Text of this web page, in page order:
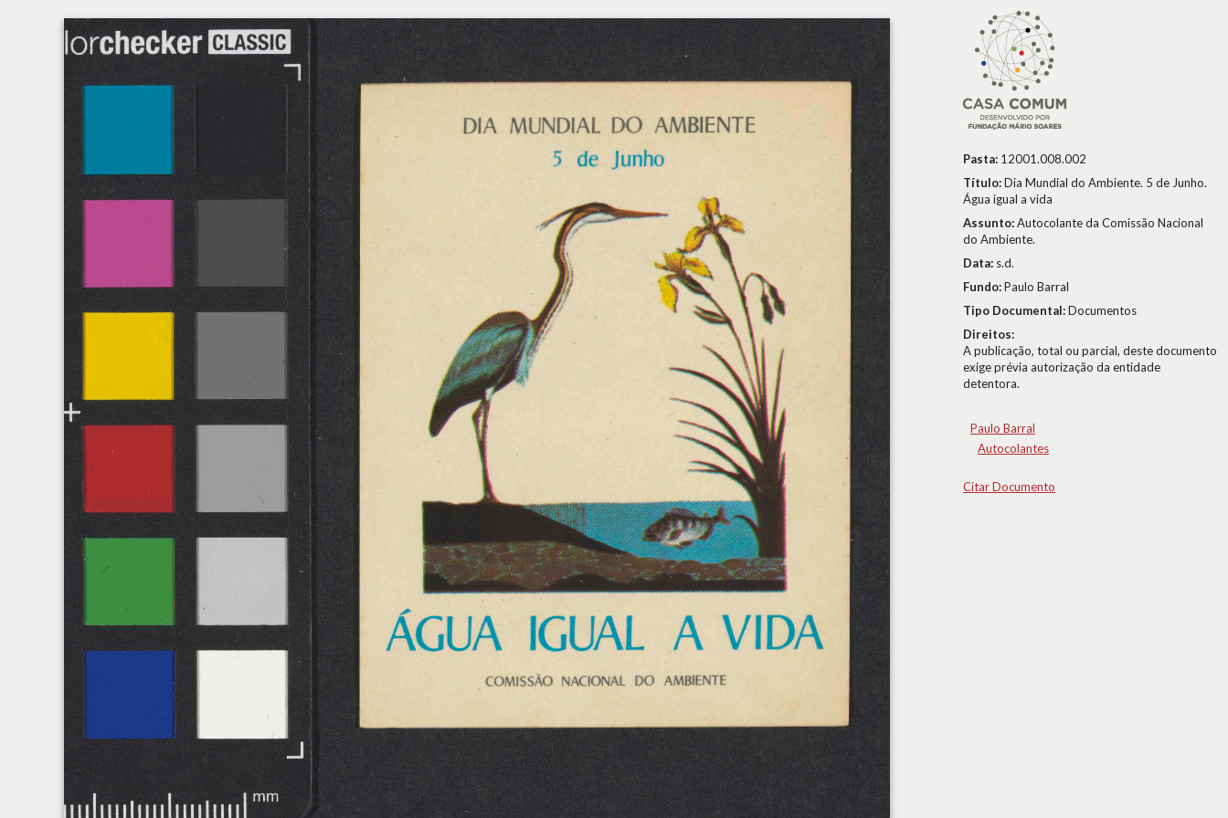
Pasta: 12001.008.002
Título:Dia Mundial do Ambiente. 5 de Junho.
Água igual a vida
Assunto:Autocolante da Comissão Nacional
do Ambiente.
Data: s.d.
Fundo:Paulo Barral
Tipo Documental:Documentos
Direitos:
A publicação, total ou parcial, deste documento
exige prévia autorização da entidade
detentora.
Paulo Barral
Autocolantes
Citar Documento